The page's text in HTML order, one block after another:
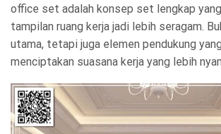
office set adalah konsep set lengkap
tampilan ruang kerja jadi lebih seragam.
utama, tetapi juga elemen pendukung
menciptakan suasana kerja yang lebih